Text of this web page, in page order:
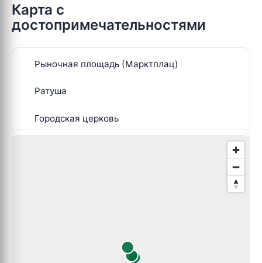
Карта с
достопримечательностями
Рыночная площадь (Марктплац)
Ратуша
Городская церковь